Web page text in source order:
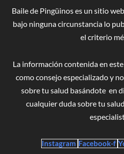
Baile de Pingüinos es un sitio
bajo ninguna circunstancia lo
el criterio
La información contenida en
como consejo especializado y
sobre tu salud basándote en
cualquier duda sobre tu
Instagram Facebook-f